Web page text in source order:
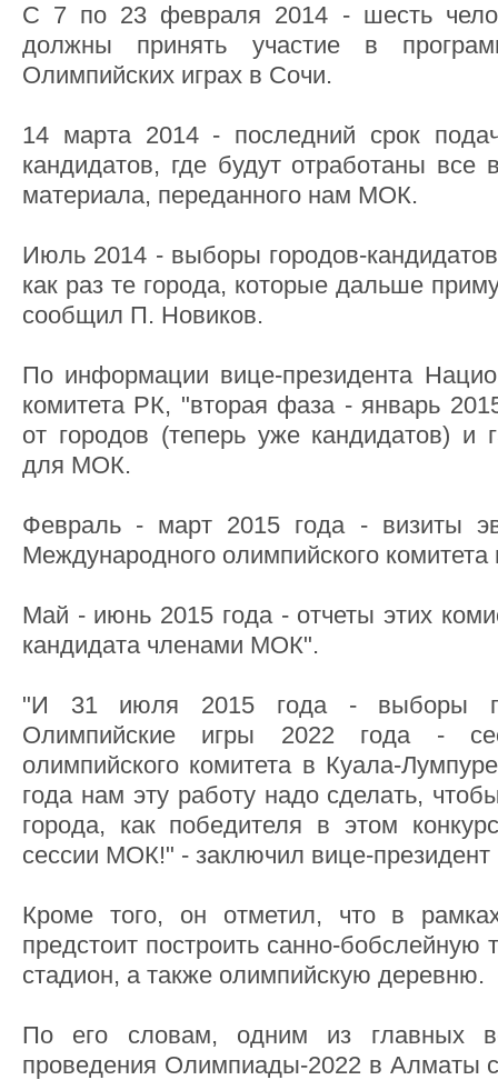
С 7 по 23 февраля 2014 - шесть
должны принять участие в
Олимпийских играх в Сочи.
14 марта 2014 - последний срок
кандидатов, где будут отработаны все
материала, переданного нам МОК.
Июль 2014 - выборы городов-
как раз те города, которые дальше
сообщил П. Новиков.
По информации вице-президента
комитета РК, "вторая фаза - январь
от городов (теперь уже кандидатов) и
для МОК.
Февраль - март 2015 года - визиты
Международного олимпийского
Май - июнь 2015 года - отчеты этих
кандидата членами МОК".
"И 31 июля 2015 года - выборы
Олимпийские игры 2022 года -
олимпийского комитета в Куала-
года нам эту работу надо сделать,
города, как победителя в этом
сессии МОК!" - заключил вице-
Кроме того, он отметил, что в
предстоит построить санно-бобслейную
стадион, а также олимпийскую деревню.
По его словам, одним из главных
проведения Олимпиады-2022 в Алматы